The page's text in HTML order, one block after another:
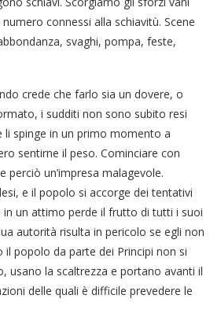
connessi alla schiavitù. Scene
svaghi, pompa, feste,
crede che farlo sia un dovere, o
i sudditi non sono subito resi
li spinge in un primo momento a
sentirne il peso. Cominciare con
un’impresa malagevole.
e il popolo si accorge dei tentativi
in un attimo perde il frutto di tutti i suoi
autorità risulta in pericolo se egli non
popolo da parte dei Principi non si
usano la scaltrezza e portano avanti il
delle quali è difficile prevedere le